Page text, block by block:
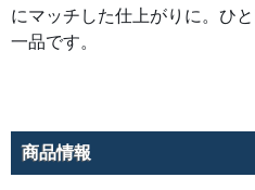
にマッチした仕上がりに。ひ
一品です。
商品情報